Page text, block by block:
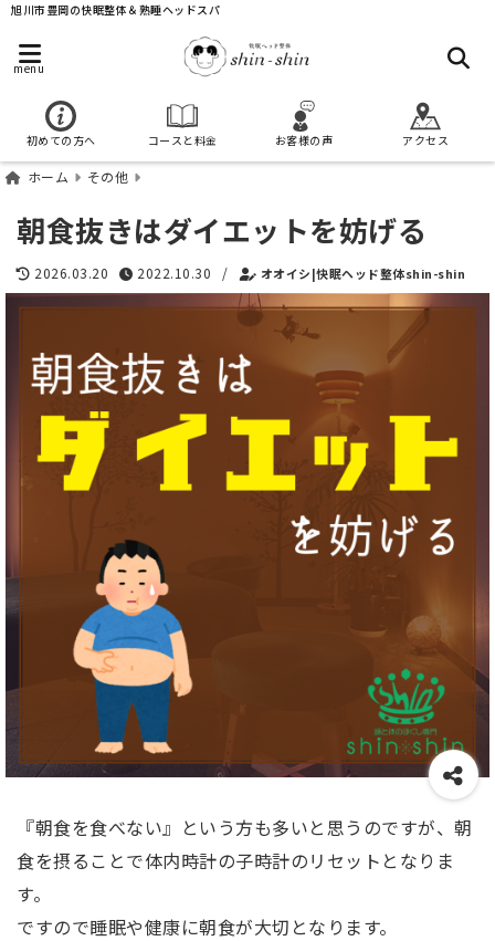
旭川市豊岡の快眠整体＆熟睡ヘッドスパ
menu
初めての方へ コースと料金 お客様の声 アクセス
ホーム その他
朝食抜きはダイエットを妨げる
2026.03.20 2022.10.30 / オオイシ|快眠ヘッド整体shin-shin
『朝食を食べない』という方も多いと思うのですが、朝
食を摂ることで体内時計の子時計のリセットとなりま
す。
ですので睡眠や健康に朝食が大切となります。